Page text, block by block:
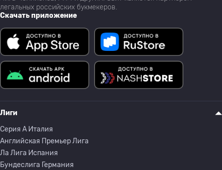
легальных российских букмекеров.
Скачать приложение
Лиги
Серия A Италия
Английская Премьер Лига
Ла Лига Испания
Бундеслига Германия